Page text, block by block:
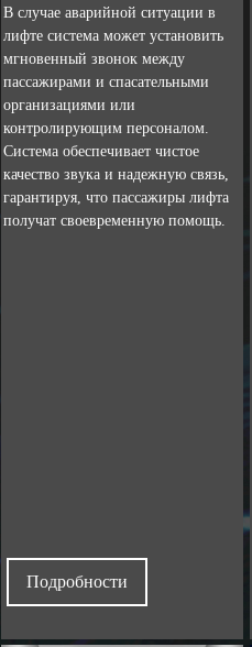
В случае аварийной ситуации в
лифте система может установить
мгновенный звонок между
пассажирами и спасательными
организациями или
контролирующим персоналом.
Система обеспечивает чистое
качество звука и надежную связь,
гарантируя, что пассажиры лифта
получат своевременную помощь.
Подробности